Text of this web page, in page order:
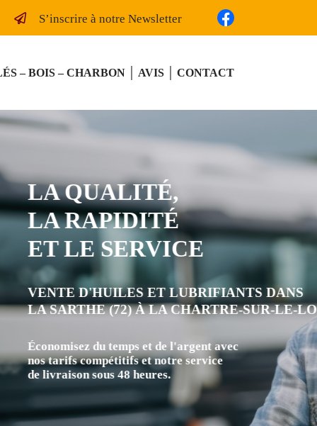
S’inscrire à notre Newsletter
– BOIS – CHARBON AVIS CONTACT